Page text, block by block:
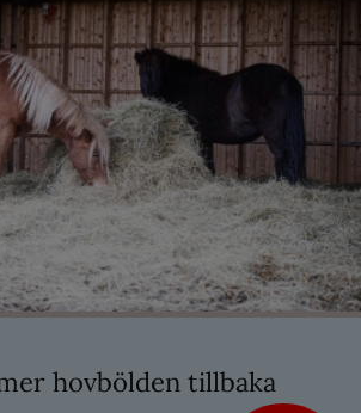
hovbölden tillbaka